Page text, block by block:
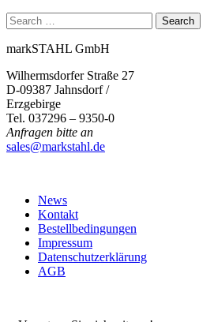
markSTAHL GmbH
Wilhermsdorfer Straße 27
D-09387 Jahnsdorf /
Erzgebirge
Tel. 037296 – 9350-0
Anfragen bitte an
sales@markstahl.de
News
Kontakt
Bestellbedingungen
Impressum
Datenschutzerklärung
AGB